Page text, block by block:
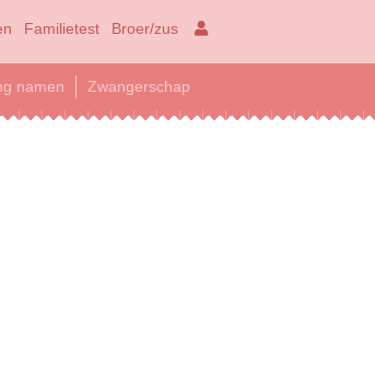
Familietest Broer/zus
namen Zwangerschap